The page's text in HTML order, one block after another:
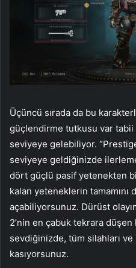
Üçüncü sırada da bu
güçlendirme tutkusu var
seviyeye gelebiliyor.
seviyeye geldiğinizde
dört güçlü pasif yetenekten
kalan yeteneklerin tamamını
açabiliyorsunuz. Dürüst
2’nin en çabuk tekrara düşen
sevdiğinizde, tüm silahları
kasıyorsunuz.